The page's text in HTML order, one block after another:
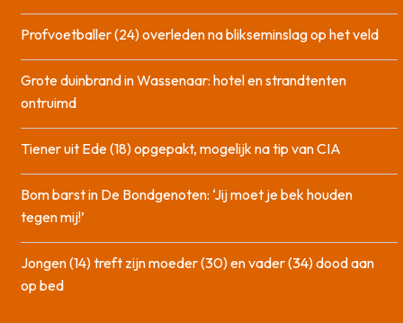
Profvoetballer (24) overleden na blikseminslag op het veld
Grote duinbrand in Wassenaar: hotel en strandtenten
ontruimd
Tiener uit Ede (18) opgepakt, mogelijk na tip van CIA
Bom barst in De Bondgenoten: ‘Jij moet je bek houden
tegen mij!’
Jongen (14) treft zijn moeder (30) en vader (34) dood aan
op bed